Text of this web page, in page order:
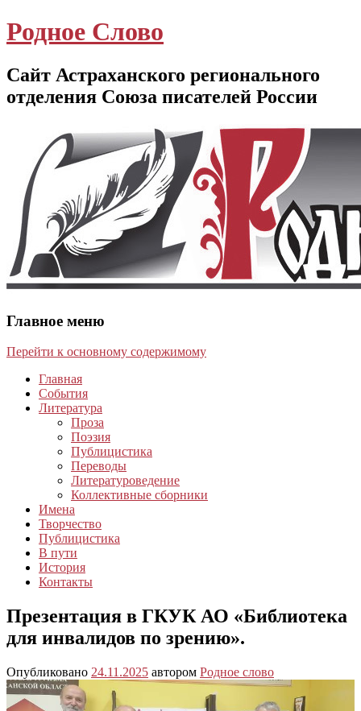
Родное Слово
Сайт Астраханского регионального
отделения Союза писателей России
Главное меню
Перейти к основному содержимому
Главная
События
Литература
Проза
Поэзия
Публицистика
Переводы
Литературоведение
Коллективные сборники
Имена
Творчество
Публицистика
В пути
История
Контакты
Презентация в ГКУК АО «Библиотека
для инвалидов по зрению».
Опубликовано 24.11.2025 автором Родное слово